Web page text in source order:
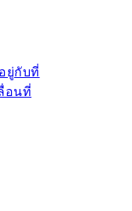
ยู่กับที่
อนที่